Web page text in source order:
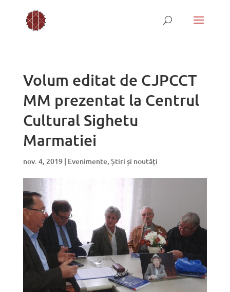
Volum editat de CJPCCT
MM prezentat la Centrul
Cultural Sighetu
Marmatiei
nov. 4, 2019| Evenimente, Știri și noutăți